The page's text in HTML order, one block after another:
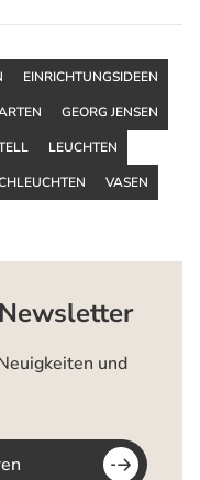
EINRICHTUNGSIDEEN
GEORG JENSEN
LEUCHTEN
VASEN
und